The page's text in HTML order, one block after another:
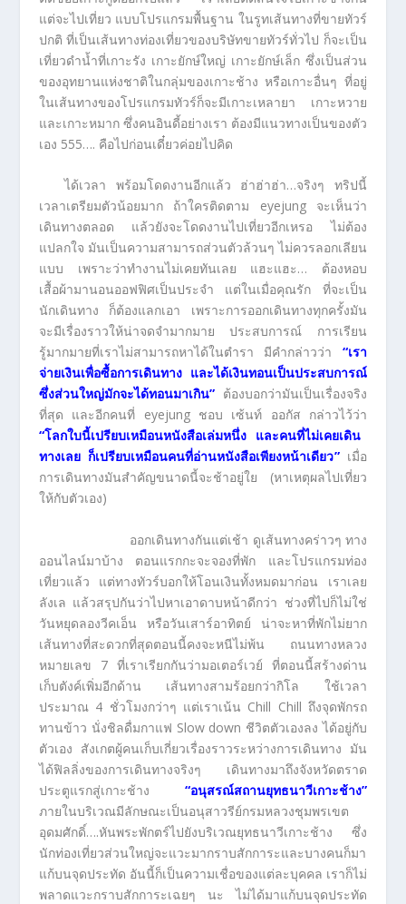
แต่จะไปเที่ยว แบบโปรแกรมพื้นฐาน ในรูทเส้นทางที่ขายทัวร์
ปกติ ที่เป็นเส้นทางท่องเที่ยวของบริษัทขายทัวร์ทั่วไป ก็จะเป็น
เที่ยวดำน้ำที่เกาะรัง เกาะยักษ์ใหญ่ เกาะยักษ์เล็ก ซึ่งเป็นส่วน
ของอุทยานแห่งชาติในกลุ่มของเกาะช้าง หรือเกาะอื่นๆ ที่อยู่
ในเส้นทางของโปรแกรมทัวร์ก็จะมีเกาะเหลายา เกาะหวาย
และเกาะหมาก ซึ่งคนอินดี้อย่างเรา ต้องมีแนวทางเป็นของตัว
เอง 555…. คือไปก่อนเดี๋ยวค่อยไปคิด
ได้เวลา พร้อมโดดงานอีกแล้ว ฮ่าฮ่าฮ่า…จริงๆ ทริปนี้
เวลาเตรียมตัวน้อยมาก ถ้าใครติดตาม eyejung จะเห็นว่า
เดินทางตลอด แล้วยังจะโดดงานไปเที่ยวอีกเหรอ ไม่ต้อง
แปลกใจ มันเป็นความสามารถส่วนตัวล้วนๆ ไม่ควรลอกเลียน
แบบ เพราะว่าทำงานไม่เคยทันเลย แฮะแฮะ… ต้องหอบ
เสื้อผ้ามานอนออฟฟิศเป็นประจำ แต่ในเมื่อคุณรัก ที่จะเป็น
นักเดินทาง ก็ต้องแลกเอา เพราะการออกเดินทางทุกครั้งมัน
จะมีเรื่องราวให้น่าจดจำมากมาย ประสบการณ์ การเรียน
รู้มากมายที่เราไม่สามารถหาได้ในตำรา มีคำกล่าวว่า“เรา
จ่ายเงินเพื่อซื้อการเดินทาง และได้เงินทอนเป็นประสบการณ์
ซึ่งส่วนใหญ่มักจะได้ทอนมาเกิน”ต้องบอกว่ามันเป็นเรื่องจริง
ที่สุด และอีกคนที่ eyejung ชอบ เซ้นท์ ออกัส กล่าวไว้ว่า
“โลกใบนี้เปรียบเหมือนหนังสือเล่มหนึ่ง และคนที่ไม่เคยเดิน
ทางเลย ก็เปรียบเหมือนคนที่อ่านหนังสือเพียงหน้าเดียว”เมื่อ
การเดินทางมันสำคัญขนาดนี้จะช้าอยู่ใย (หาเหตุผลไปเที่ยว
ให้กับตัวเอง)
ออกเดินทางกันแต่เช้า ดูเส้นทางคร่าวๆ ทาง
ออนไลน์มาบ้าง ตอนแรกกะจะจองที่พัก และโปรแกรมท่อง
เที่ยวแล้ว แต่ทางทัวร์บอกให้โอนเงินทั้งหมดมาก่อน เราเลย
ลังเล แล้วสรุปกันว่าไปหาเอาดาบหน้าดีกว่า ช่วงที่ไปก็ไม่ใช่
วันหยุดลองวีคเอ็น หรือวันเสาร์อาทิตย์ น่าจะหาที่พักไม่ยาก
เส้นทางที่สะดวกที่สุดตอนนี้คงจะหนีไม่พ้น ถนนทางหลวง
หมายเลข 7 ที่เราเรียกกันว่ามอเตอร์เวย์ ที่ตอนนี้สร้างด่าน
เก็บตังค์เพิ่มอีกด้าน เส้นทางสามร้อยกว่ากิโล ใช้เวลา
ประมาณ 4 ชั่วโมงกว่าๆ แต่เราเน้น Chill Chill ถึงจุดพักรถ
ทานข้าว นั่งชิลดื่มกาแฟ Slow down ชีวิตตัวเองลง ได้อยู่กับ
ตัวเอง สังเกตผู้คนเก็บเกี่ยวเรื่องราวระหว่างการเดินทาง มัน
ได้ฟิลลิ่งของการเดินทางจริงๆ เดินทางมาถึงจังหวัดตราด
ประตูแรกสู่เกาะช้าง“อนุสรณ์สถานยุทธนาวีเกาะช้าง”
ภายในบริเวณมีลักษณะเป็นอนุสาวรีย์กรมหลวงชุมพรเขต
อุดมศักดิ์….หันพระพักตร์ไปยังบริเวณยุทธนาวีเกาะช้าง ซึ่ง
นักท่องเที่ยวส่วนใหญ่จะแวะมากราบสักการะและบางคนก็มา
แก้บนจุดประทัด อันนี้ก็เป็นความเชื่อของแต่ละบุคคล เราก็ไม่
พลาดแวะกราบสักการะเฉยๆ นะ ไม่ได้มาแก้บนจุดประทัด